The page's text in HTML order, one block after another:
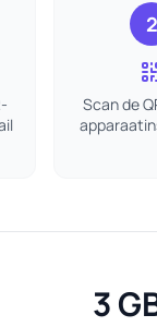
2
Scan de
3